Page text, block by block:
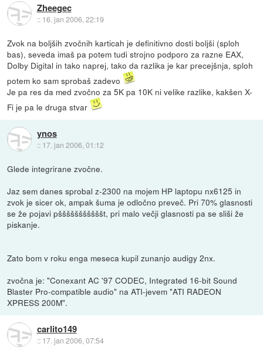
Zheegec
:: 16. jan 2006, 22:19
Zvok na boljših zvočnih karticah je definitivno dosti boljši (sploh
bas), seveda imaš pa potem tudi strojno podporo za razne EAX,
Dolby Digital in tako naprej, tako da razlika je kar precejšnja, sploh
potem ko sam sprobaš zadevo
Je pa res da med zvočno za 5K pa 10K ni velike razlike, kakšen X-
Fi je pa le druga stvar
ynos
:: 17. jan 2006, 01:12
Glede integrirane zvočne.
Jaz sem danes sprobal z-2300 na mojem HP laptopu nx6125 in
zvok je sicer ok, ampak šuma je odločno preveč. Pri 70% glasnosti
se že pojavi pšššššššššššt, pri malo večji glasnosti pa se sliši že
piskanje.
Zato bom v roku enga meseca kupil zunanjo audigy 2nx.
zvočna je: "Conexant AC '97 CODEC, Integrated 16-bit Sound
Blaster Pro-compatible audio" na ATI-jevem "ATI RADEON
XPRESS 200M".
carlito149
:: 17. jan 2006, 07:54